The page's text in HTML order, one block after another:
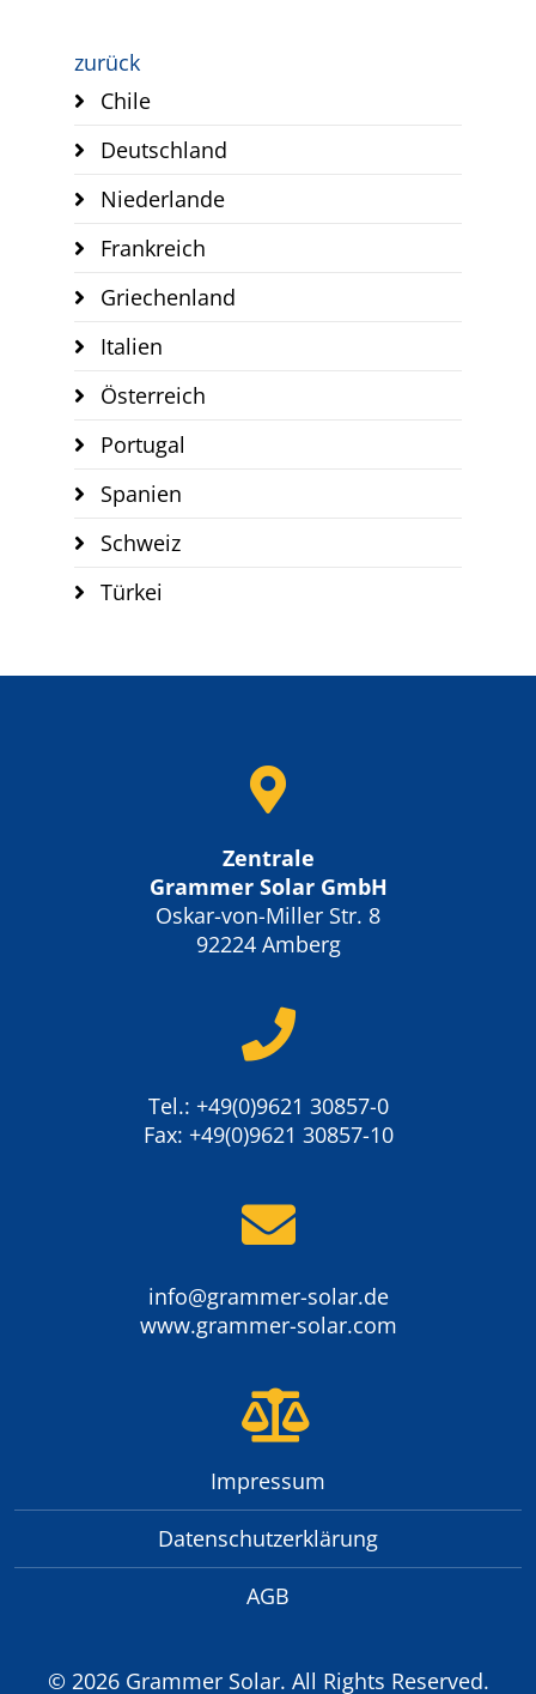
zurück
Chile
Deutschland
Niederlande
Frankreich
Griechenland
Italien
Österreich
Portugal
Spanien
Schweiz
Türkei
Zentrale
Grammer Solar GmbH
Oskar-von-Miller Str. 8
92224 Amberg
Tel.: +49(0)9621 30857-0
Fax: +49(0)9621 30857-10
info@grammer-solar.de
www.grammer-solar.com
Impressum
Datenschutzerklärung
AGB
© 2026 Grammer Solar. All Rights Reserved.